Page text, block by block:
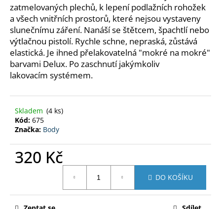
zatmelovaných plechů, k lepení podlažních rohožek
a všech vnitřních prostorů, které nejsou vystaveny
slunečnímu záření. Nanáší se štětcem, špachtlí nebo
výtlačnou pistolí. Rychle schne, nepraská, zůstává
elastická. Je ihned přelakovatelná "mokré na mokré"
barvami Delux. Po zaschnutí jakýmkoliv
lakovacím systémem.
Skladem (4 ks)
Kód: 675
Značka: Body
320 Kč
DO KOŠÍKU
u
j
e
m
e
ŠVERMOV
SPREJ
400
ML